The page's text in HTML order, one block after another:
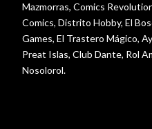
Mazmorras, Comics
Comics, Distrito Hobby, El
Games, El Trastero Mágico,
Preat Islas, Club Dante, Rol
Nosolorol.